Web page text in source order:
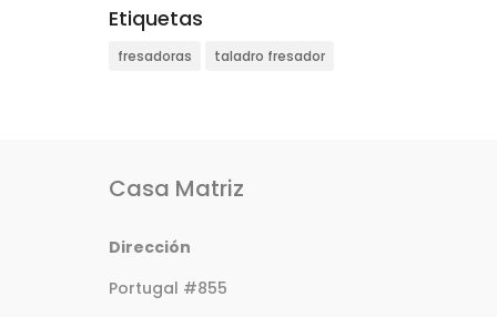
Etiquetas
fresadoras taladro fresador
Casa Matriz
Dirección
Portugal #855